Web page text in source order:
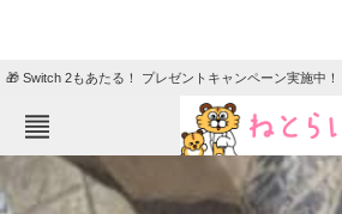
🎁 Switch 2もあたる！ プレゼントキャンペーン実施中！
ねとらぼメニュー
ニュース